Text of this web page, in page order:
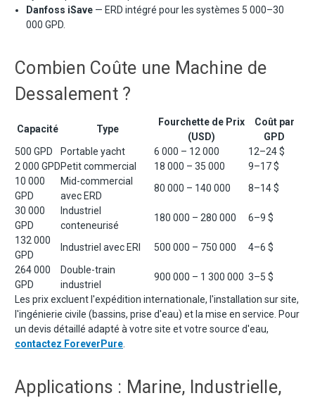
Danfoss iSave — ERD intégré pour les systèmes 5 000–30
000 GPD.
Combien Coûte une Machine de
Dessalement ?
Capacité Type
Fourchette de Prix
(USD)
Coût par
GPD
500 GPD
Portable yacht 6 000 – 12 000
12–24 $
2 000 GPDPetit commercial 18 000 – 35 000
9–17 $
10 000
GPD
Mid-commercial
avec ERD
80 000 – 140 000
8–14 $
30 000
GPD
Industriel
conteneurisé
180 000 – 280 000
6–9 $
132 000
GPD
Industriel avec ERI 500 000 – 750 000
4–6 $
264 000
GPD
Double-train
industriel
900 000 – 1 300 000 3–5 $
Les prix excluent l'expédition internationale, l'installation sur site,
l'ingénierie civile (bassins, prise d'eau) et la mise en service. Pour
un devis détaillé adapté à votre site et votre source d'eau,
contactez ForeverPure.
Applications : Marine, Industrielle,